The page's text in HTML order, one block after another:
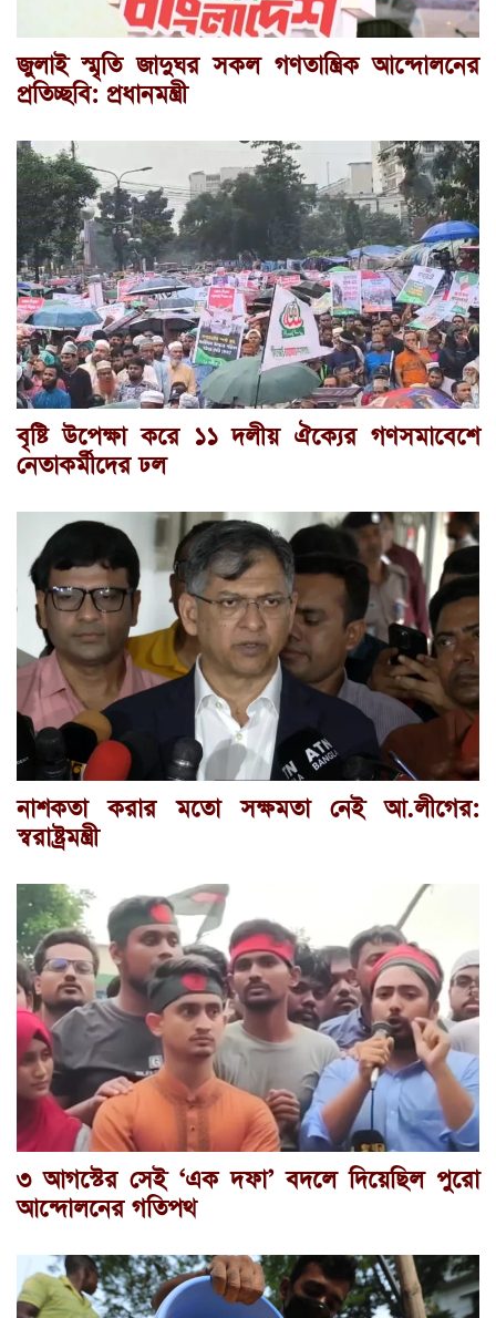
জুলাই স্মৃতি জাদুঘর সকল গণতান্ত্রিক আন্দোলনের
প্রতিচ্ছবি: প্রধানমন্ত্রী
বৃষ্টি উপেক্ষা করে ১১ দলীয় ঐক্যের গণসমাবেশে
নেতাকর্মীদের ঢল
নাশকতা করার মতো সক্ষমতা নেই আ.লীগের:
স্বরাষ্ট্রমন্ত্রী
৩ আগস্টের সেই ‘এক দফা’ বদলে দিয়েছিল পুরো
আন্দোলনের গতিপথ